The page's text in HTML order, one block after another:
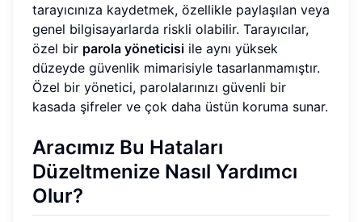
tarayıcınıza kaydetmek, özellikle paylaşılan veya
genel bilgisayarlarda riskli olabilir. Tarayıcılar,
özel bir parola yöneticisi ile aynı yüksek
düzeyde güvenlik mimarisiyle tasarlanmamıştır.
Özel bir yönetici, parolalarınızı güvenli bir
kasada şifreler ve çok daha üstün koruma sunar.
Aracımız Bu Hataları
Düzeltmenize Nasıl Yardımcı
Olur?